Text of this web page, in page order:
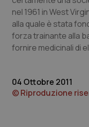
Liguria
Lombardia
Molise
Disturbi
Dolore
Epatiti
nel 1961 in West
alla quale è stata
forza trainante alla
fornire medicinali di
04 Ottobre 2011
© Riproduzione